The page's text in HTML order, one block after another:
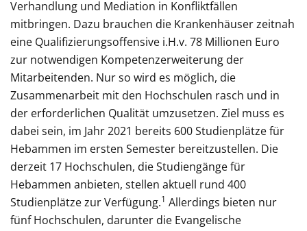
Verhandlung und Mediation in Konfliktfällen
mitbringen. Dazu brauchen die Krankenhäuser zeitnah
eine Qualifizierungsoffensive i.H.v. 78 Millionen Euro
zur notwendigen Kompetenzerweiterung der
Mitarbeitenden. Nur so wird es möglich, die
Zusammenarbeit mit den Hochschulen rasch und in
der erforderlichen Qualität umzusetzen. Ziel muss es
dabei sein, im Jahr 2021 bereits 600 Studienplätze für
Hebammen im ersten Semester bereitzustellen. Die
derzeit 17 Hochschulen, die Studiengänge für
Hebammen anbieten, stellen aktuell rund 400
Studienplätze zur Verfügung.1 Allerdings bieten nur
fünf Hochschulen, darunter die Evangelische